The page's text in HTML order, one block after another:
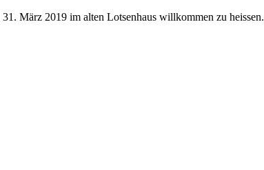
März 2019 im alten Lotsenhaus willkommen zu heissen.